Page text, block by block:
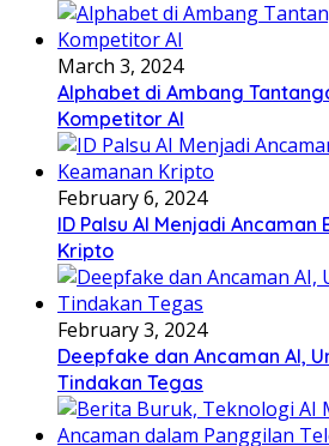
March 3, 2024
Alphabet di Ambang
Kompetitor AI
February 6, 2024
ID Palsu AI Menjadi
Kripto
February 3, 2024
Deepfake dan Ancaman AI,
Tindakan Tegas